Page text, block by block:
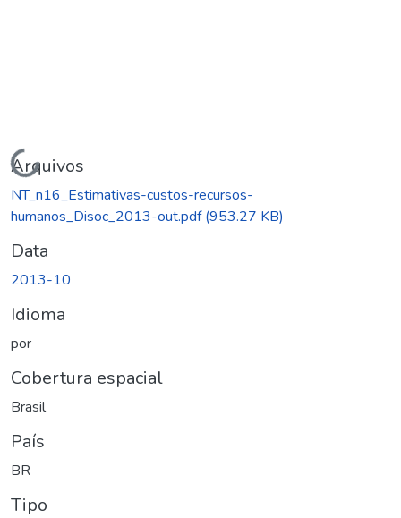
Carregando...
Arquivos
NT_n16_Estimativas-custos-recursos-
humanos_Disoc_2013-out.pdf(953.27 KB)
Data
2013-10
Idioma
por
Cobertura espacial
Brasil
País
BR
Tipo